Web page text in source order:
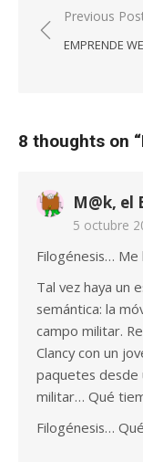
de
Previous
EMPRENDE
8 thoughts on “
M@k, el
5 octubre
Filogénesis… Me
Tal vez haya un
semántica: la
campo militar.
Clancy con un
paquetes desde
militar… Qué
Filogénesis…